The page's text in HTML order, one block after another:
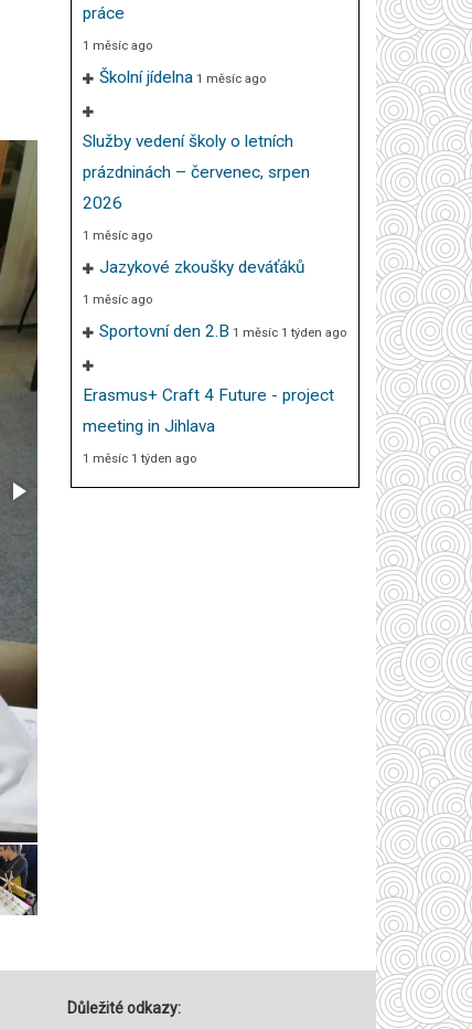
práce
1 měsíc ago
Školní jídelna 1 měsíc ago
Služby vedení školy o letních
prázdninách – červenec, srpen
2026
1 měsíc ago
Jazykové zkoušky deváťáků
1 měsíc ago
Sportovní den 2.B 1 měsíc 1 týden ago
Erasmus+ Craft 4 Future - project
meeting in Jihlava
1 měsíc 1 týden ago
Důležité odkazy: